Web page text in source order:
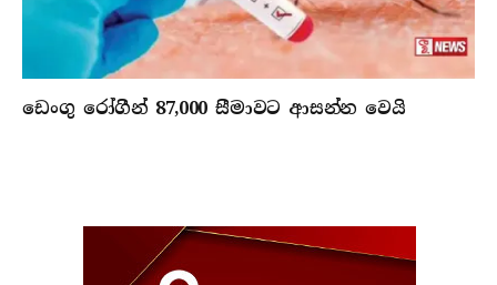
ඩෙංගු රෝගීන් 87,000 සීමාවට ආසන්න වෙයි